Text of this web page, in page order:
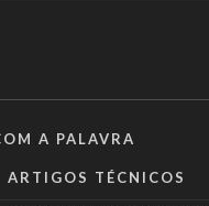
A PALAVRA
ARTIGOS TÉCNICOS